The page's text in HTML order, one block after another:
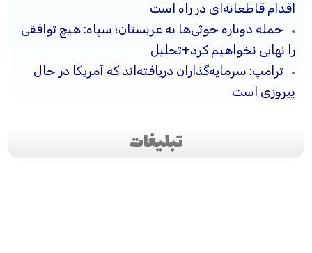
اقدام قاطعانه‌ای در راه است
حمله دوباره حوثی‌ها به عربستان؛ سپاه: هیچ توافقی
را نهایی نخواهیم کرد+تحلیل
ترامپ: سرمایه‌گذاران دریافته‌اند که آمریکا در حال
پیروزی است
تبلیغات